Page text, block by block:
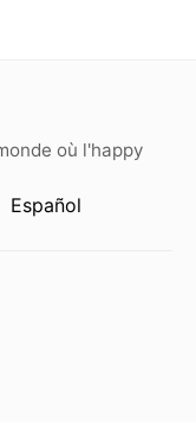
où l'happy
Español